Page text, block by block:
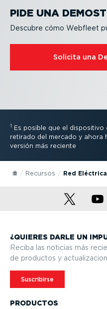
PIDE UNA
Descubre cómo Webfleet
Solicita una
1 Es posible que el
retirado del mercado y ahora
versión más reciente
Recursos Red
PRODUCTOS
¿QUIERES DARLE UN
Reciba las noticias más
de productos y
Suscribirse